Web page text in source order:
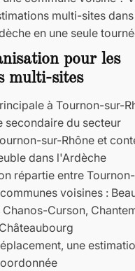
multi-sites
en une seule
pour les
multi-sites
à Tournon-sur-
secondaire du secteur
sur-Rhône et
dans l'Ardèche
répartie entre
voisines :
Chanos-Curson,
une